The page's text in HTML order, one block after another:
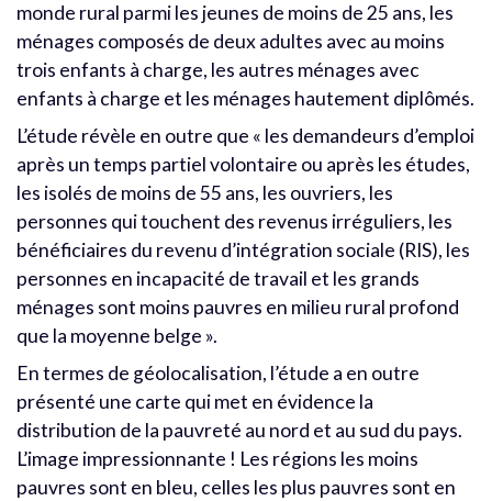
monde rural parmi les jeunes de moins de 25 ans, les
ménages composés de deux adultes avec au moins
trois enfants à charge, les autres ménages avec
enfants à charge et les ménages hautement diplômés.
L’étude révèle en outre que « les demandeurs d’emploi
après un temps partiel volontaire ou après les études,
les isolés de moins de 55 ans, les ouvriers, les
personnes qui touchent des revenus irréguliers, les
bénéficiaires du revenu d’intégration sociale (RIS), les
personnes en incapacité de travail et les grands
ménages sont moins pauvres en milieu rural profond
que la moyenne belge ».
En termes de géolocalisation, l’étude a en outre
présenté une carte qui met en évidence la
distribution de la pauvreté au nord et au sud du pays.
L’image impressionnante ! Les régions les moins
pauvres sont en bleu, celles les plus pauvres sont en